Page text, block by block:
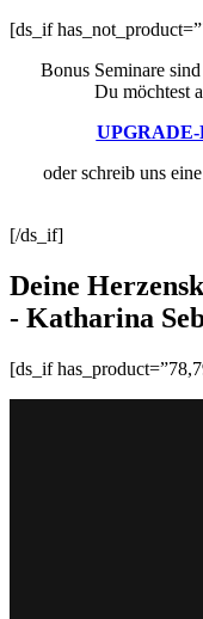
[ds_if
Bonus Seminare
Du möchtest
oder schreib uns
[/ds_if]
Deine
- Katharina
[ds_if